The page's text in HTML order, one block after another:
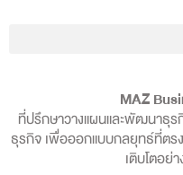
MAZ
ที่ปรึกษาวางแผนและพัฒนาธุร
ธุรกิจ เพื่อออกแบบกลยุทธ์ที่ตร
เติบโตอย่